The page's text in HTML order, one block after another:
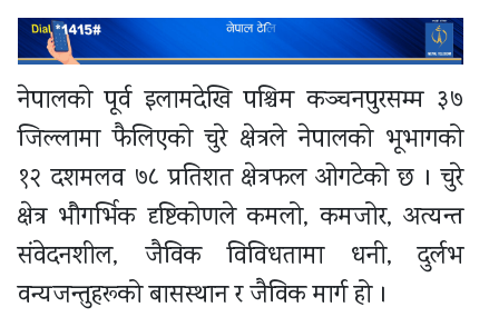
नेपालको पूर्व इलामदेखि पश्चिम कञ्चनपुरसम्म ३७
जिल्लामा फैलिएको चुरे क्षेत्रले नेपालको भूभागको
१२ दशमलव ७८ प्रतिशत क्षेत्रफल ओगटेको छ । चुरे
क्षेत्र भौगर्भिक दृष्टिकोणले कमलो, कमजोर, अत्यन्त
संवेदनशील, जैविक विविधतामा धनी, दुर्लभ
वन्यजन्तुहरूको बासस्थान र जैविक मार्ग हो ।